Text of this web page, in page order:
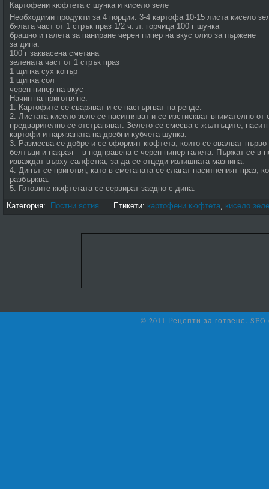
Картофени кюфтета с шунка и кисело зеле
Необходими продукти за 4 порции: 3-4 картофа 10-15 листа кисело
бялата част от 1 стрък праз 1/2 ч. л. горчица 100 г шунка
брашно и галета за паниране черен пипер на вкус олио за пържене
за дипа:
100 г заквасена сметана
зелената част от 1 стрък праз
1 щипка сух копър
1 щипка сол
черен пипер на вкус
Начин на приготвяне:
1. Картофите се сваряват и се настъргват на ренде.
2. Листата кисело зеле се наситняват и се изстискват внимателно от
предварително се отстраняват. Зелето се смесва с жълтъците,
картофи и нарязаната на дребни кубчета шунка.
3. Размесва се добре и се оформят кюфтета, които се овалват
белтъци и накрая – в подправена с черен пипер галета. Пържат се в
изваждат върху салфетка, за да се отцеди излишната мазнина.
4. Дипът се приготвя, като в сметаната се слагат наситненият праз,
разбърква.
5. Готовите кюфтетата се сервират заедно с дипа.
Категория:
Постни ястия Етикети: картофени кюфтета, кисело зеле
© 2011 Рецепти за готвене.